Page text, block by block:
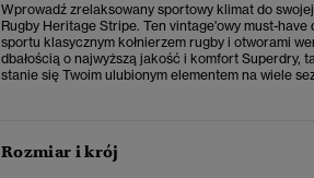
Wprowadź zrelaksowany sportowy klimat do
Rugby Heritage Stripe. Ten vintage'owy must-
sportu klasycznym kołnierzem rugby i otworami
dbałością o najwyższą jakość i komfort Superdry,
stanie się Twoim ulubionym elementem na wiele
Rozmiar i krój